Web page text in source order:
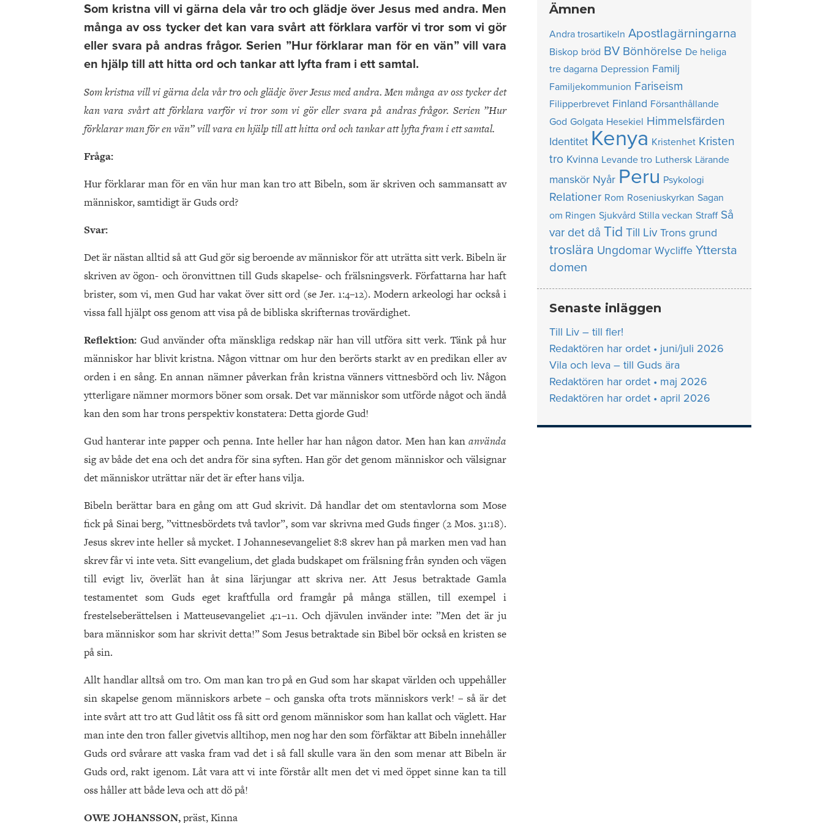
Som kristna vill vi gärna dela vår tro och glädje över Jesus med andra. Men
många av oss tycker det kan vara svårt att förklara varför vi tror som vi gör
eller svara på andras frågor. Serien ”Hur förklarar man för en vän” vill vara
en hjälp till att hitta ord och tankar att lyfta fram i ett samtal.
Som kristna vill vi gärna dela vår tro och glädje över Jesus med andra. Men många av oss tycker det
kan vara svårt att förklara varför vi tror som vi gör eller svara på andras frågor. Serien ”Hur
förklarar man för en vän” vill vara en hjälp till att hitta ord och tankar att lyfta fram i ett samtal.
Fråga:
Hur förklarar man för en vän hur man kan tro att Bibeln, som är skriven och sammansatt av
människor, samtidigt är Guds ord?
Svar:
Det är nästan alltid så att Gud gör sig beroende av människor för att uträtta sitt verk. Bibeln är
skriven av ögon- och öronvittnen till Guds skapelse- och frälsningsverk. Författarna har haft
brister, som vi, men Gud har vakat över sitt ord (se Jer. 1:4–12). Modern arkeologi har också i
vissa fall hjälpt oss genom att visa på de bibliska skrifternas trovärdighet.
Reflektion: Gud använder ofta mänskliga redskap när han vill utföra sitt verk. Tänk på hur
människor har blivit kristna. Någon vittnar om hur den berörts starkt av en predikan eller av
orden i en sång. En annan nämner påverkan från kristna vänners vittnesbörd och liv. Någon
ytterligare nämner mormors böner som orsak. Det var människor som utförde något och ändå
kan den som har trons perspektiv konstatera: Detta gjorde Gud!
Gud hanterar inte papper och penna. Inte heller har han någon dator. Men han kan använda
sig av både det ena och det andra för sina syften. Han gör det genom människor och välsignar
det människor uträttar när det är efter hans vilja.
Bibeln berättar bara en gång om att Gud skrivit. Då handlar det om stentavlorna som Mose
fick på Sinai berg, ”vittnesbördets två tavlor”, som var skrivna med Guds finger (2 Mos. 31:18).
Jesus skrev inte heller så mycket. I Johannesevangeliet 8:8 skrev han på marken men vad han
skrev får vi inte veta. Sitt evangelium, det glada budskapet om frälsning från synden och vägen
till evigt liv, överlät han åt sina lärjungar att skriva ner. Att Jesus betraktade Gamla
testamentet som Guds eget kraftfulla ord framgår på många ställen, till exempel i
frestelseberättelsen i Matteusevangeliet 4:1–11. Och djävulen invänder inte: ”Men det är ju
bara människor som har skrivit detta!” Som Jesus betraktade sin Bibel bör också en kristen se
på sin.
Allt handlar alltså om tro. Om man kan tro på en Gud som har skapat världen och uppehåller
sin skapelse genom människors arbete – och ganska ofta trots människors verk! – så är det
inte svårt att tro att Gud låtit oss få sitt ord genom människor som han kallat och väglett. Har
man inte den tron faller givetvis alltihop, men nog har den som förfäktar att Bibeln innehåller
Guds ord svårare att vaska fram vad det i så fall skulle vara än den som menar att Bibeln är
Guds ord, rakt igenom. Låt vara att vi inte förstår allt men det vi med öppet sinne kan ta till
oss håller att både leva och att dö på!
OWE JOHANSSON,präst, Kinna
Ämnen
Andra trosartikeln Apostlagärningarna
Biskop bröd BV Bönhörelse De heliga
tre dagarna Depression Familj
Familjekommunion Fariseism
Filipperbrevet Finland Försanthållande
God Golgata Hesekiel Himmelsfärden
Identitet Kenya Kristenhet Kristen
tro Kvinna Levande tro Luthersk Lärande
manskör Nyår Peru Psykologi
Relationer Rom Roseniuskyrkan Sagan
om Ringen Sjukvård Stilla veckan Straff Så
var det då Tid Till Liv Trons grund
troslära Ungdomar Wycliffe Yttersta
domen
Senaste inläggen
Till Liv – till fler!
Redaktören har ordet • juni/juli 2026
Vila och leva – till Guds ära
Redaktören har ordet • maj 2026
Redaktören har ordet • april 2026